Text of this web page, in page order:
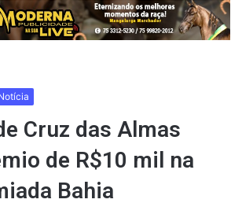
Cruz das Almas
de R$10 mil na
Bahia